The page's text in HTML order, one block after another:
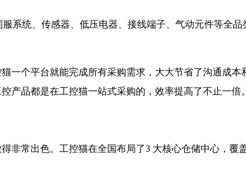
系统、传感器、低压电器、接线端子、气动元件等全
一个平台就能完成所有采购需求，大大节省了沟通成
产品都是在工控猫一站式采购的，效率提高了不止一倍。
非常出色。工控猫在全国布局了3 大核心仓储中心，